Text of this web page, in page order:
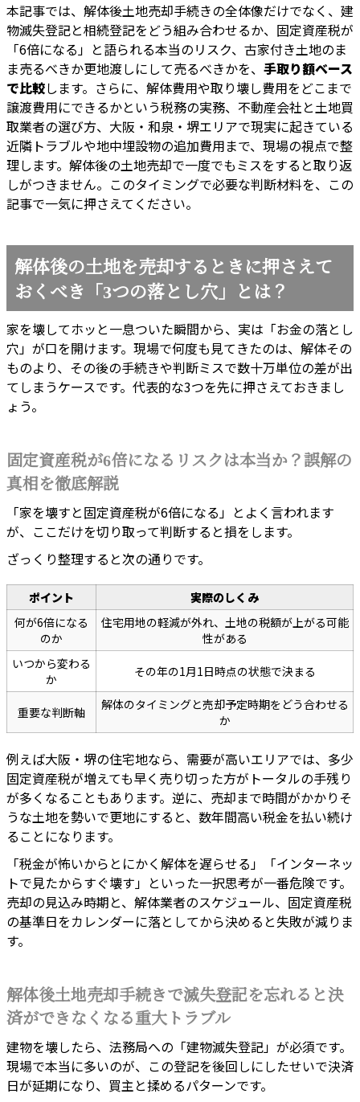
本記事では、解体後土地売却手続きの全体像だけでなく、建
物滅失登記と相続登記をどう組み合わせるか、固定資産税が
「6倍になる」と語られる本当のリスク、古家付き土地のま
ま売るべきか更地渡しにして売るべきかを、 手取り額ベース
で比較します。さらに、解体費用や取り壊し費用をどこまで
譲渡費用にできるかという税務の実務、不動産会社と土地買
取業者の選び方、大阪・和泉・堺エリアで現実に起きている
近隣トラブルや地中埋設物の追加費用まで、現場の視点で整
理します。解体後の土地売却で一度でもミスをすると取り返
しがつきません。このタイミングで必要な判断材料を、この
記事で一気に押さえてください。
解体後の土地を売却するときに押さえて
おくべき「3つの落とし穴」とは？
家を壊してホッと一息ついた瞬間から、実は「お金の落とし
穴」が口を開けます。現場で何度も見てきたのは、解体その
ものより、その後の手続きや判断ミスで数十万単位の差が出
てしまうケースです。代表的な3つを先に押さえておきまし
ょう。
固定資産税が6倍になるリスクは本当か？誤解の
真相を徹底解説
「家を壊すと固定資産税が6倍になる」とよく言われます
が、ここだけを切り取って判断すると損をします。
ざっくり整理すると次の通りです。
ポイント
実際のしくみ
何が6倍になる
のか
住宅用地の軽減が外れ、土地の税額が上がる可能
性がある
いつから変わる
か
その年の1月1日時点の状態で決まる
重要な判断軸
解体のタイミングと売却予定時期をどう合わせる
か
例えば大阪・堺の住宅地なら、需要が高いエリアでは、多少
固定資産税が増えても早く売り切った方がトータルの手残り
が多くなることもあります。逆に、売却まで時間がかかりそ
うな土地を勢いで更地にすると、数年間高い税金を払い続け
ることになります。
「税金が怖いからとにかく解体を遅らせる」「インターネッ
トで見たからすぐ壊す」といった一択思考が一番危険です。
売却の見込み時期と、解体業者のスケジュール、固定資産税
の基準日をカレンダーに落としてから決めると失敗が減りま
す。
解体後土地売却手続きで滅失登記を忘れると決
済ができなくなる重大トラブル
建物を壊したら、法務局への「建物滅失登記」が必須です。
現場で本当に多いのが、この登記を後回しにしたせいで決済
日が延期になり、買主と揉めるパターンです。